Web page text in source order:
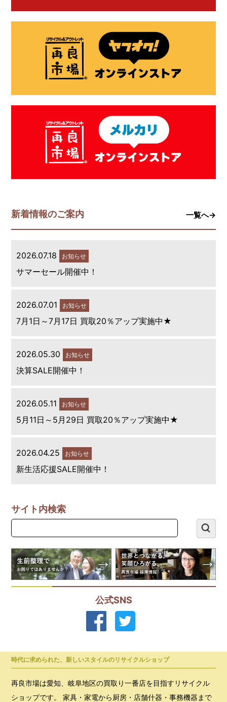
新着情報のご案内 一覧へ→
2026.07.18 お知らせ
サマーセール開催中！
2026.07.01 お知らせ
7月1日～7月17日 買取20％アップ実施中★
2026.05.30 お知らせ
決算SALE開催中！
2026.05.11 お知らせ
5月11日～5月29日 買取20％アップ実施中★
2026.04.25 お知らせ
新生活応援SALE開催中！
サイト内検索
公式SNS
時代に求められた、新しいスタイルのリサイクルショップ
再良市場は愛知、岐阜地区の買取り一番店を目指すリサイクル
ショップです。 家具・家電から厨房・店舗什器・事務機器まで